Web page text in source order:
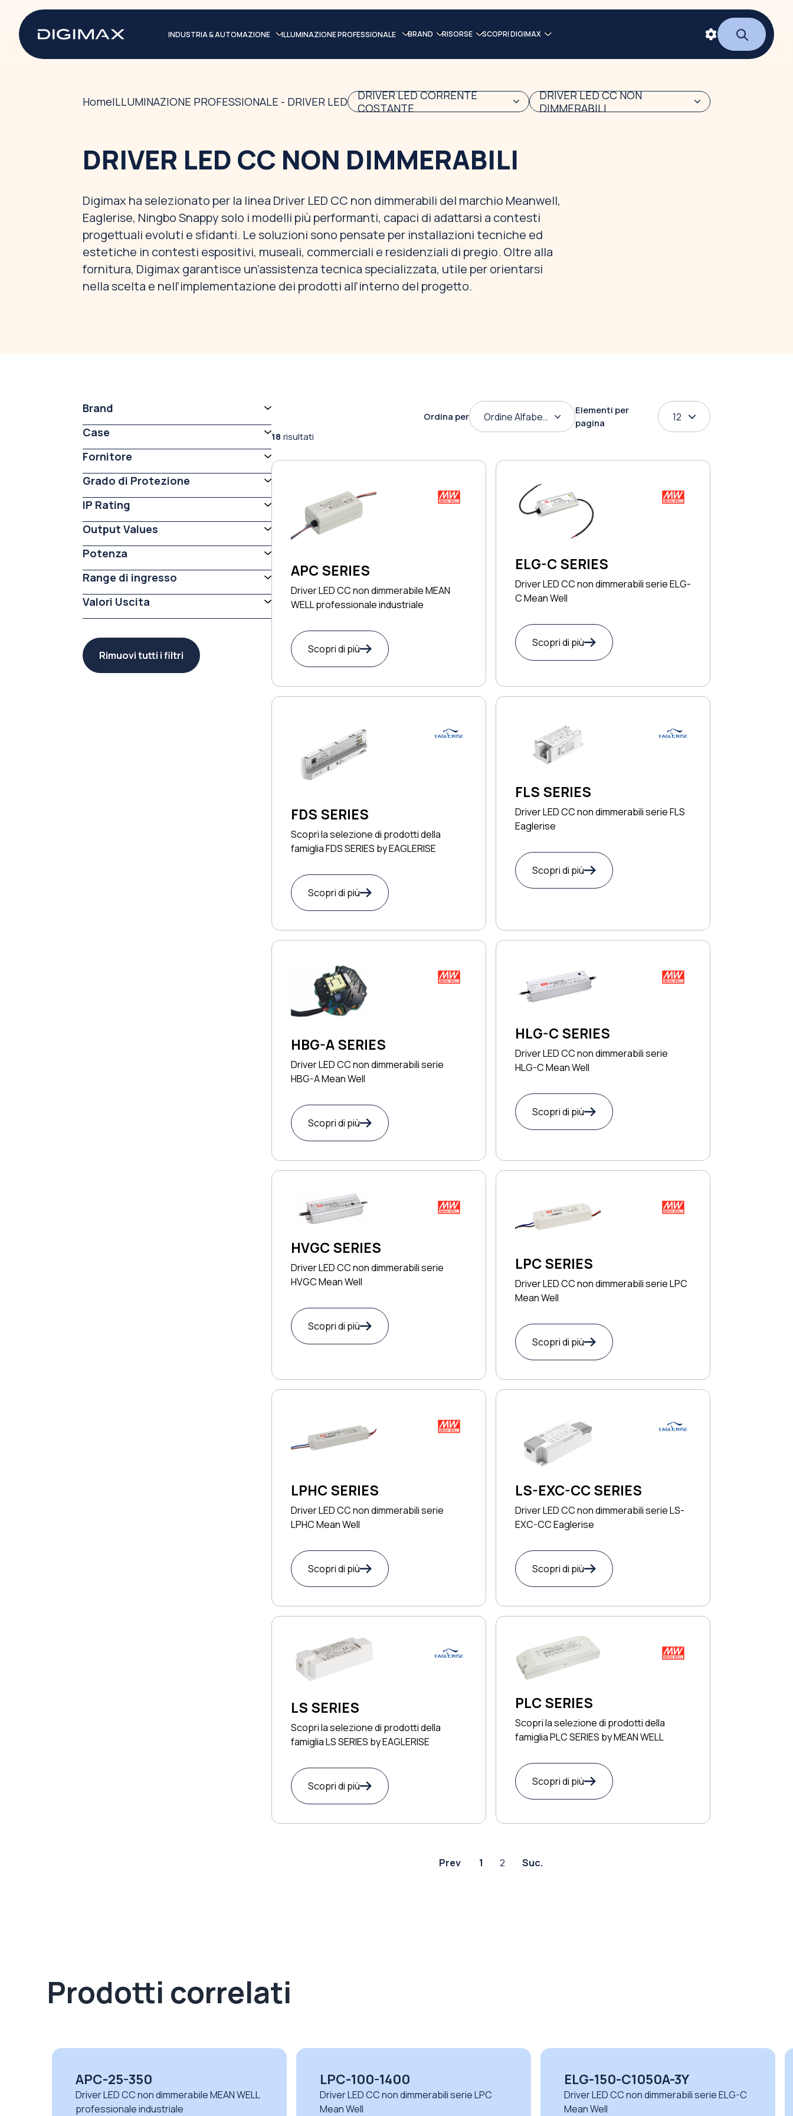
INDUSTRIA & AUTOMAZIONE ILLUMINAZIONE PROFESSIONALE BRAND RISORSE SCOPRI DIGIMAX
HomeILLUMINAZIONE PROFESSIONALE - DRIVER LED
DRIVER LED CORRENTE
COSTANTE
DRIVER LED CC NON
DIMMERABILI
DRIVER LED CC NON DIMMERABILI
Digimax ha selezionato per la linea Driver LED CC non dimmerabili del marchio Meanwell,
Eaglerise, Ningbo Snappy solo i modelli più performanti, capaci di adattarsi a contesti
progettuali evoluti e sfidanti. Le soluzioni sono pensate per installazioni tecniche ed
estetiche in contesti espositivi, museali, commerciali e residenziali di pregio. Oltre alla
fornitura, Digimax garantisce un’assistenza tecnica specializzata, utile per orientarsi
nella scelta e nell’implementazione dei prodotti all’interno del progetto.
Brand
Case
Fornitore
Grado di Protezione
IP Rating
Output Values
Potenza
Range di ingresso
Valori Uscita
Rimuovi tutti i filtri
18 risultati
Ordina per Ordine Alfabetico
Elementi per
pagina
12
APC SERIES
Driver LED CC non dimmerabile MEAN
WELL professionale industriale
Scopri di più
ELG-C SERIES
Driver LED CC non dimmerabili serie ELG-
C Mean Well
Scopri di più
FDS SERIES
Scopri la selezione di prodotti della
famiglia FDS SERIES by EAGLERISE
Scopri di più
FLS SERIES
Driver LED CC non dimmerabili serie FLS
Eaglerise
Scopri di più
HBG-A SERIES
Driver LED CC non dimmerabili serie
HBG-A Mean Well
Scopri di più
HLG-C SERIES
Driver LED CC non dimmerabili serie
HLG-C Mean Well
Scopri di più
HVGC SERIES
Driver LED CC non dimmerabili serie
HVGC Mean Well
Scopri di più
LPC SERIES
Driver LED CC non dimmerabili serie LPC
Mean Well
Scopri di più
LPHC SERIES
Driver LED CC non dimmerabili serie
LPHC Mean Well
Scopri di più
LS-EXC-CC SERIES
Driver LED CC non dimmerabili serie LS-
EXC-CC Eaglerise
Scopri di più
LS SERIES
Scopri la selezione di prodotti della
famiglia LS SERIES by EAGLERISE
Scopri di più
PLC SERIES
Scopri la selezione di prodotti della
famiglia PLC SERIES by MEAN WELL
Scopri di più
Prev 1 2 Suc.
Prodotti correlati
LPC-100-1400
Driver LED CC non dimmerabili serie LPC
Mean Well
ELG-150-C1050A-3Y
Driver LED CC non dimmerabili serie ELG-C
Mean Well
XLG-150-H-A
Driver LED CC non dimmerabili serie XLG-H
Mean Well